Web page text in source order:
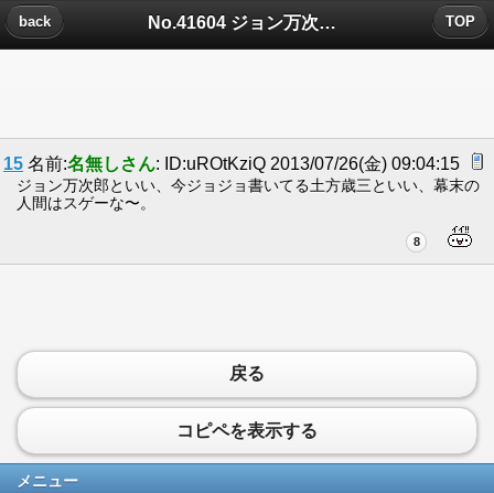
No.41604 ジョン万次郎についたコメント
back TOP
15 名前:名無しさん: ID:uROtKziQ 2013/07/26(金) 09:04:15
ジョン万次郎といい、今ジョジョ書いてる土方歳三といい、幕末の
人間はスゲーな〜。
8
戻る
コピペを表示する
メニュー